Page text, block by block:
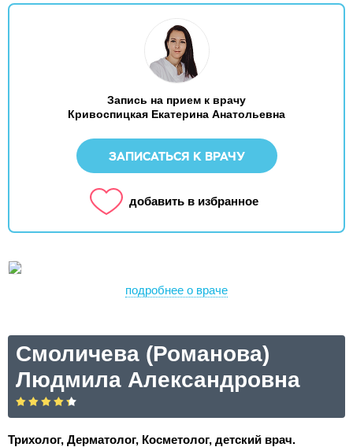
Запись на прием к врачу
Кривоспицкая Екатерина Анатольевна
ЗАПИСАТЬСЯ К ВРАЧУ
добавить в избранное
подробнее о враче
Смоличева (Романова)
Людмила Александровна
Трихолог, Дерматолог, Косметолог, детский врач.